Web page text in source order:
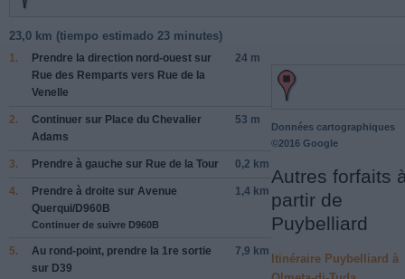
23,0 km (tiempo estimado 23 minutes)
1. Prendre la direction nord-ouest sur
Rue des Remparts vers Rue de la
Venelle
24 m
2. Continuer sur Place du Chevalier
Adams
53 m
3. Prendre à gauche sur Rue de la Tour 0,2 km
4. Prendre à droite sur Avenue
Querqui/D960B
Continuer de suivre D960B
1,4 km
5. Au rond-point, prendre la 1re sortie
sur D39
7,9 km
Données cartographiques
©2016 Google
Autres forfaits
partir de
Puybelliard
Itinéraire Puybelliard à